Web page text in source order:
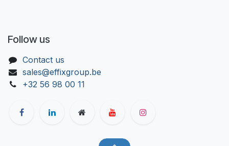
Follow us
Contact us
sales@effixgroup.be
+32 56 98 00 11